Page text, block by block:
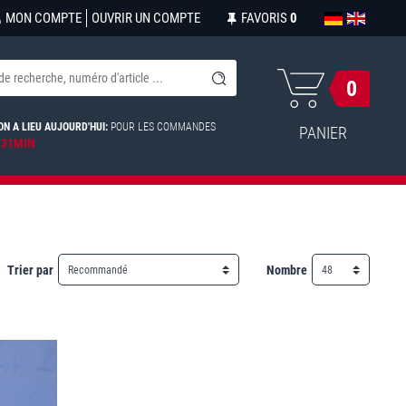
MON COMPTE OUVRIR UN COMPTE FAVORIS 0
A LIEU AUJOURD'HUI: POUR LES COMMANDES
0
PANIER